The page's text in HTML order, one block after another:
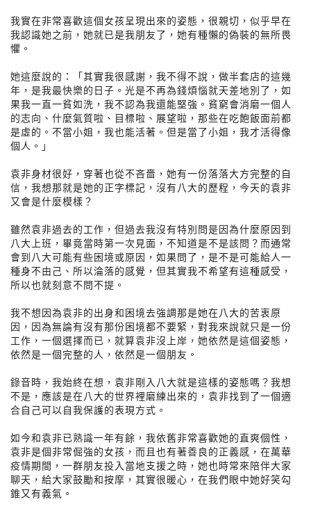
我實在非常喜歡這個女孩呈現出來的姿態，很親切，似乎早在
我認識她之前，她就已是我朋友了，她有種懶的偽裝的無所畏
懼。
她這麼說的：「其實我很感謝，我不得不說，做半套店的這幾
年，是我最快樂的日子。光是不再為錢煩惱就天差地別了，如
果我一直一貧如洗，我不認為我還能堅強。貧窮會消磨一個人
的志向、什麼氣質啦、目標啦、展望啦，那些在吃飽飯面前都
是虛的。不當小姐，我也能活著。但是當了小姐，我才活得像
個人。」
袁非身材很好，穿著也從不吝嗇，她有一份落落大方完整的自
信，我想那就是她的正字標記，沒有八大的歷程，今天的袁非
又會是什麼模樣？
雖然袁非過去的工作，但過去我沒有特別問是因為什麼原因到
八大上班，畢竟當時第一次見面，不知道是不是該問？而通常
會到八大可能有些困境或原因，如果問了，是不是可能給人一
種身不由己、所以淪落的感覺，但其實我不希望有這種感受，
所以也就刻意不問不提。
我不想因為袁非的出身和困境去強調那是她在八大的苦衷原
因，因為無論有沒有那份困境都不要緊，對我來說就只是一份
工作，一個選擇而已，就算袁非沒上岸，她依然是這個姿態，
依然是一個完整的人，依然是一個朋友。
錄音時，我始終在想，袁非剛入八大就是這樣的姿態嗎？我想
不是，應該是在八大的世界裡磨練出來的，袁非找到了一個適
合自己可以自我保護的表現方式。
如今和袁非已熟識一年有餘，我依舊非常喜歡她的直爽個性，
袁非是個非常倔強的女孩，而且也有著善良的正義感，在萬華
疫情期間，一群朋友投入當地支援之時，她也時常來陪伴大家
聊天，給大家鼓勵和按摩，其實很暖心，在我們眼中她好笑勾
錐又有義氣。